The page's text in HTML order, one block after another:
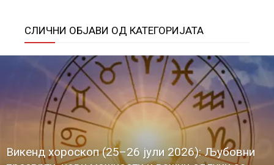
СЛИЧНИ ОБЈАВИ ОД КАТЕГОРИЈАТА
Викенд хороскоп (25–26 јули 2026): Љубовни